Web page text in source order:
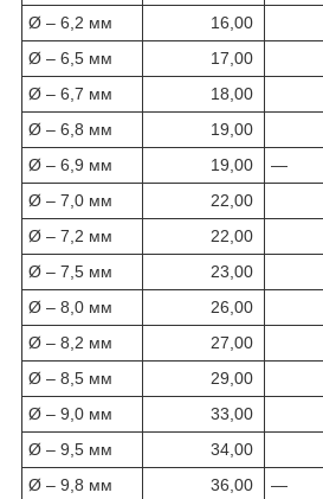
Ø – 6,2 мм
16,00
Ø – 6,5 мм
17,00
Ø – 6,7 мм
18,00
Ø – 6,8 мм
19,00
Ø – 6,9 мм
19,00 —
Ø – 7,0 мм
22,00
Ø – 7,2 мм
22,00
Ø – 7,5 мм
23,00
Ø – 8,0 мм
26,00
Ø – 8,2 мм
27,00
Ø – 8,5 мм
29,00
Ø – 9,0 мм
33,00
Ø – 9,5 мм
34,00
Ø – 9,8 мм
36,00 —